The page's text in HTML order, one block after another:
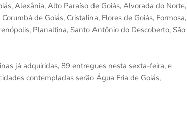
Alexânia, Alto Paraíso de Goiás, Alvorada do Norte,
de Goiás, Cristalina, Flores de Goiás, Formosa,
Planaltina, Santo Antônio do Descoberto, São
já adquiridas, 89 entregues nesta sexta-feira, e
contempladas serão Água Fria de Goiás,